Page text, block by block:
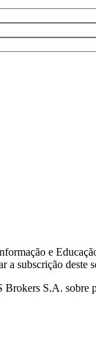
e
a subscrição deste
S.A. sobre